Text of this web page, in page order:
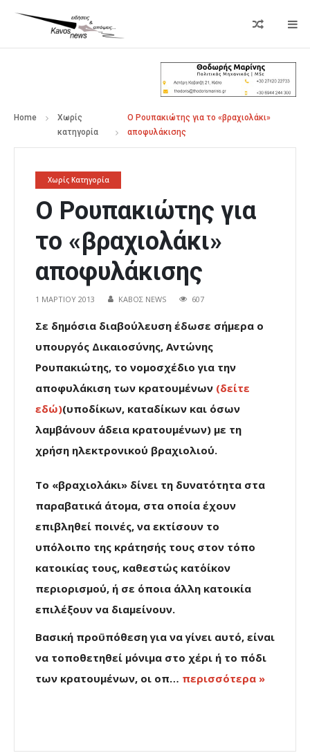
Home
Χωρίς
κατηγορία
Ο Ρουπακιώτης για το «βραχιολάκι»
αποφυλάκισης
Χωρίς Κατηγορία
Ο Ρουπακιώτης για
το «βραχιολάκι»
αποφυλάκισης
1 ΜΑΡΤΊΟΥ 2013 ΚΑΒΟΣ NEWS 607
Σε δημόσια διαβούλευση έδωσε σήμερα ο
υπουργός Δικαιοσύνης, Αντώνης
Ρουπακιώτης, το νομοσχέδιο για την
αποφυλάκιση των κρατουμένων (δείτε
εδώ)(υποδίκων, καταδίκων και όσων
λαμβάνουν άδεια κρατουμένων) με τη
χρήση ηλεκτρονικού βραχιολιού.
Το «βραχιολάκι» δίνει τη δυνατότητα στα
παραβατικά άτομα, στα οποία έχουν
επιβληθεί ποινές, να εκτίσουν το
υπόλοιπο της κράτησής τους στον τόπο
κατοικίας τους, καθεστώς κατ΄οίκον
περιορισμού, ή σε όποια άλλη κατοικία
επιλέξουν να διαμείνουν.
Βασική προϋπόθεση για να γίνει αυτό, είναι
να τοποθετηθεί μόνιμα στο χέρι ή το πόδι
των κρατουμένων, οι οπ… περισσότερα »